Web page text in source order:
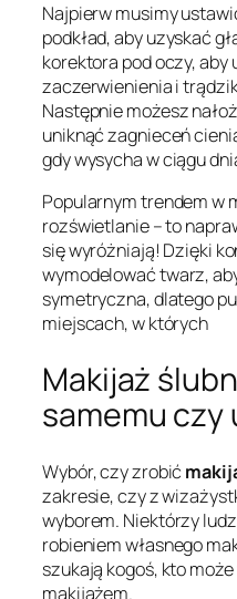
Najpierw musimy
podkład, aby uzyskać
korektora pod oczy, aby
zaczerwienienia i
Następnie możesz
uniknąć zagnieceń
gdy wysycha w ciągu
Popularnym trendem w
rozświetlanie – to
się wyróżniają! Dzięki
wymodelować twarz,
symetryczna, dlatego
miejscach, w których
Makijaż
samemu czy
Wybór, czy zrobić
zakresie, czy z
wyborem. Niektórzy
robieniem własnego
szukają kogoś, kto
makijażem.